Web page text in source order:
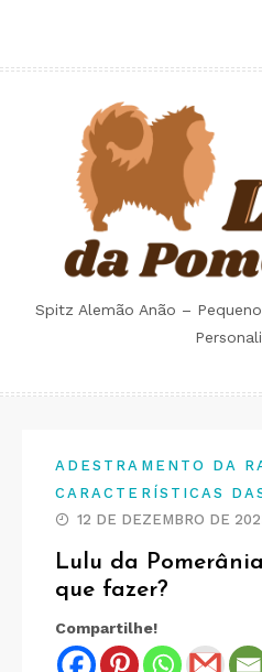
content
Spitz Alemão Anão –
ADESTRAMENTO DA
CARACTERÍSTICAS
12 DE DEZEMBRO DE
Lulu da
que fazer?
Compartilhe!